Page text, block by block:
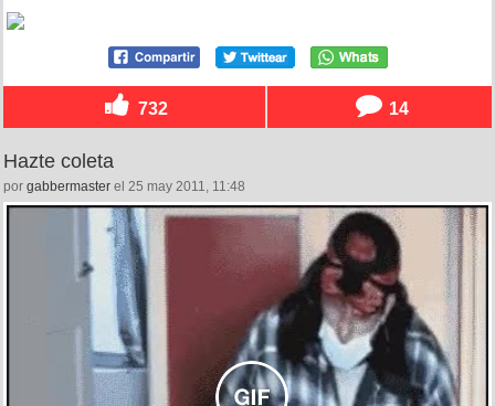
732 14
Hazte coleta
por gabbermaster el 25 may 2011, 11:48